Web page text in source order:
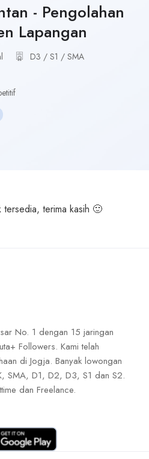
- Pengolahan
Lapangan
D3 / S1 / SMA
terima kasih 🙂
No. 1 dengan 15 jaringan
Followers. Kami telah
di Jogja. Banyak lowongan
SMA, D1, D2, D3, S1 dan S2.
dan Freelance.